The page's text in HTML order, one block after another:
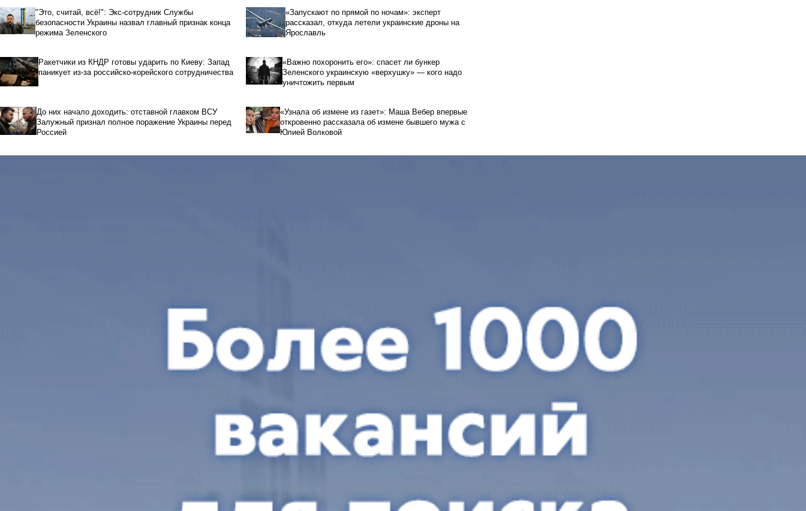
"Это, считай, всё!": Экс-сотрудник Службы
безопасности Украины назвал главный признак конца
режима Зеленского
«Запускают по прямой по ночам»: эксперт
рассказал, откуда летели украинские дроны на
Ярославль
Ракетчики из КНДР готовы ударить по Киеву: Запад
паникует из-за российско-корейского сотрудничества
«Важно похоронить его»: спасет ли бункер
Зеленского украинскую «верхушку» — кого надо
уничтожить первым
До них начало доходить: отставной главком ВСУ
Залужный признал полное поражение Украины перед
Россией
«Узнала об измене из газет»: Маша Вебер впервые
откровенно рассказала об измене бывшего мужа с
Юлией Волковой